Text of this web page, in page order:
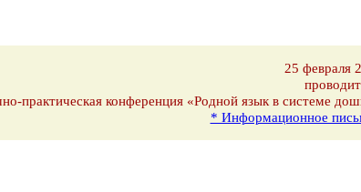
25 февраля
практическая конференция «Родной язык в системе
* Информационное